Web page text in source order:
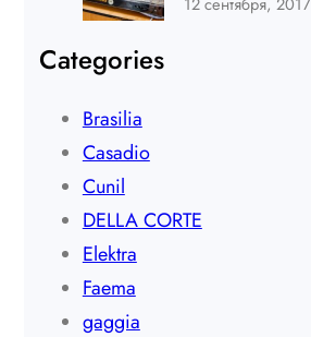
Categories
Brasilia
Casadio
Cunil
DELLA CORTE
Elektra
Faema
gaggia